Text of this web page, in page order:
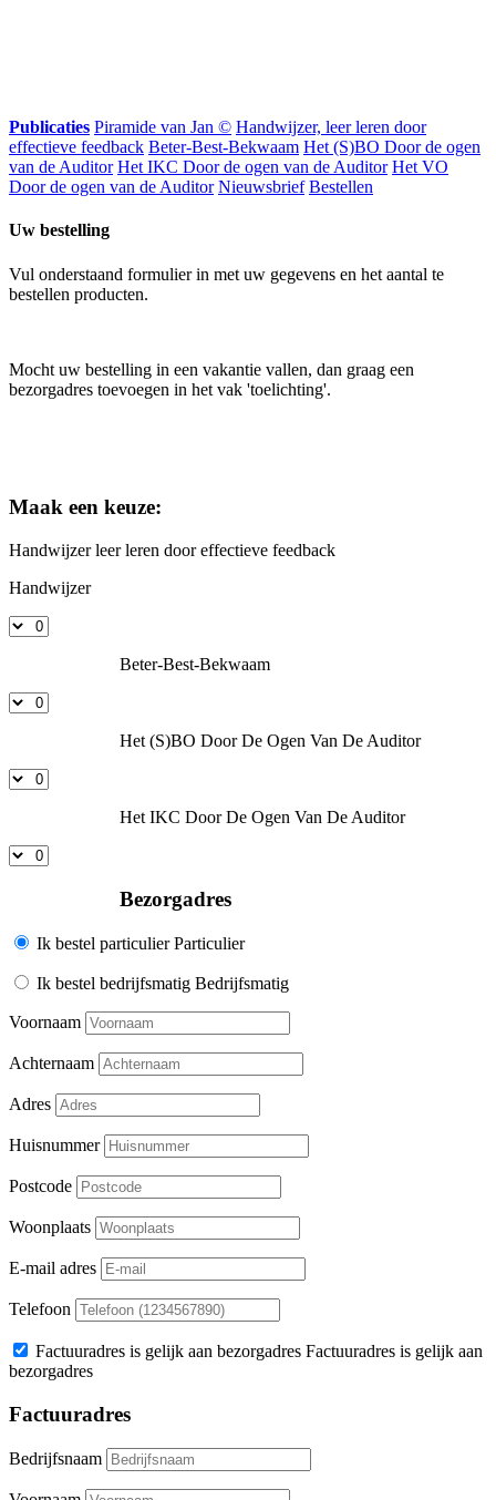
Publicaties Piramide van Jan © Handwijzer, leer leren door
effectieve feedback Beter-Best-Bekwaam Het (S)BO Door de ogen
van de Auditor Het IKC Door de ogen van de Auditor Het VO
Door de ogen van de Auditor Nieuwsbrief Bestellen
Uw bestelling
Vul onderstaand formulier in met uw gegevens en het aantal te
bestellen producten.
Mocht uw bestelling in een vakantie vallen, dan graag een
bezorgadres toevoegen in het vak 'toelichting'.
Maak een keuze:
Handwijzer leer leren door effectieve feedback
Handwijzer
Beter-Best-Bekwaam
Het (S)BO Door De Ogen Van De Auditor
Het IKC Door De Ogen Van De Auditor
Bezorgadres
Ik bestel particulier Particulier
Ik bestel bedrijfsmatig Bedrijfsmatig
Voornaam
Achternaam
Adres
Huisnummer
Postcode
Woonplaats
E-mail adres
Telefoon
Factuuradres is gelijk aan bezorgadres Factuuradres is gelijk aan
bezorgadres
Factuuradres
Bedrijfsnaam